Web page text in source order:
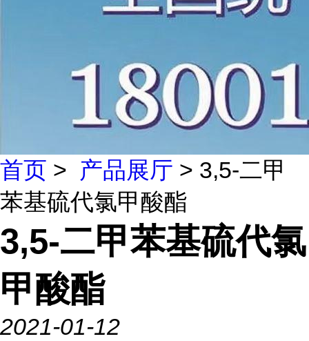
首页 > 产品展厅 > 3,5-二甲
苯基硫代氯甲酸酯
3,5-二甲苯基硫代氯
甲酸酯
2021-01-12